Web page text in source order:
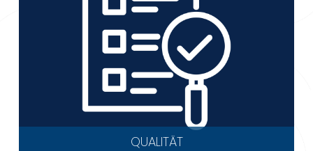
QUALITÄT